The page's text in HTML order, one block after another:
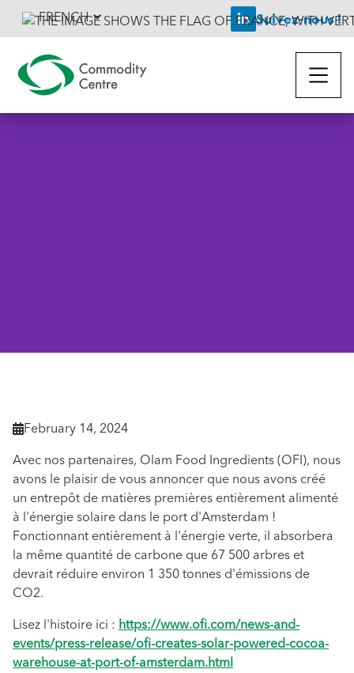
FRENCH  Suivez-nous !
February 14, 2024
Avec nos partenaires, Olam Food Ingredients (OFI), nous
avons le plaisir de vous annoncer que nous avons créé
un entrepôt de matières premières entièrement alimenté
à l'énergie solaire dans le port d'Amsterdam !
Fonctionnant entièrement à l'énergie verte, il absorbera
la même quantité de carbone que 67 500 arbres et
devrait réduire environ 1 350 tonnes d'émissions de
CO2.
Lisez l'histoire ici : https://www.ofi.com/news-and-
events/press-release/ofi-creates-solar-powered-cocoa-
warehouse-at-port-of-amsterdam.html